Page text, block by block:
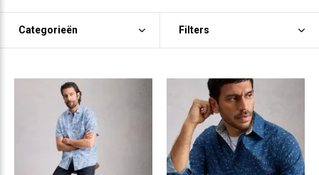
Categorieën Filters